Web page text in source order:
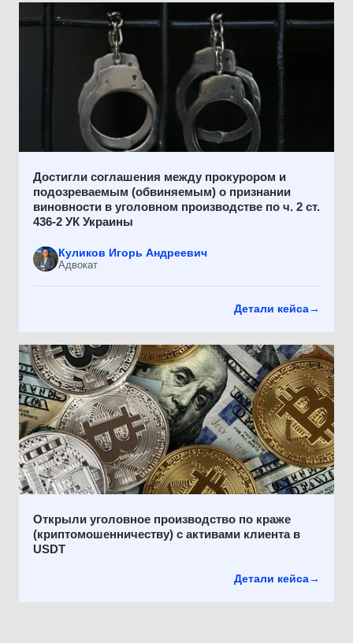
Достигли соглашения между прокурором и
подозреваемым (обвиняемым) о признании
виновности в уголовном производстве по ч. 2 ст.
436-2 УК Украины
Куликов Игорь Андреевич
Адвокат
Детали кейса→
Открыли уголовное производство по краже
(криптомошенничеству) с активами клиента в
USDT
Детали кейса→